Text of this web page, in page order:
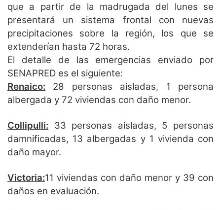
que a partir de la madrugada del lunes se
presentará un sistema frontal con nuevas
precipitaciones sobre la región, los que se
extenderían hasta 72 horas.
El detalle de las emergencias enviado por
SENAPRED es el siguiente:
Renaico: 28 personas aisladas, 1 persona
albergada y 72 viviendas con daño menor.
Collipulli: 33 personas aisladas, 5 personas
damnificadas, 13 albergadas y 1 vivienda con
daño mayor.
Victoria:11 viviendas con daño menor y 39 con
daños en evaluación.